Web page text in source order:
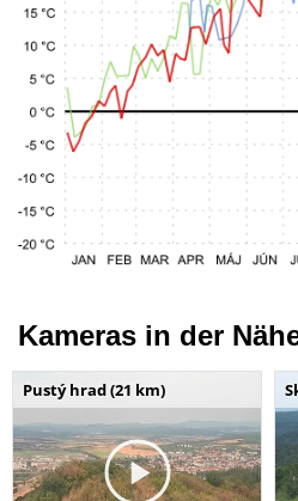
Kameras in der
Pustý hrad (21 km)